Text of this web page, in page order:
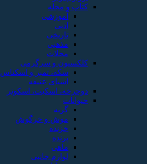
کتاب و مجله
آموزشی
ادبی
تاریخی
مذهبی
مجلات
کلکسیون و سرگرمی
سکه، تمبر و اسکناس
اشیای عتیقه
دوچرخه، اسکیت، اسکوتر
حیوانات
گربه
موش و خرگوش
خزنده
پرنده
ماهی
لوازم جانبی